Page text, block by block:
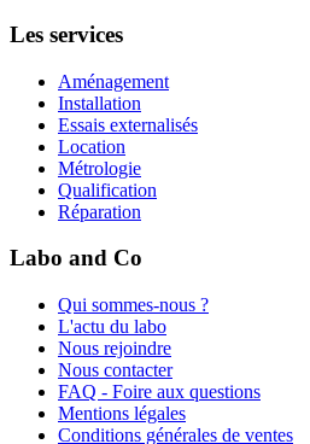
Les services
Aménagement
Installation
Essais externalisés
Location
Métrologie
Qualification
Réparation
Labo and Co
Qui sommes-nous ?
L'actu du labo
Nous rejoindre
Nous contacter
FAQ - Foire aux questions
Mentions légales
Conditions générales de ventes